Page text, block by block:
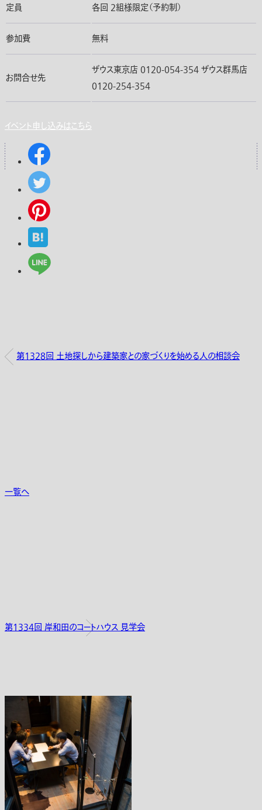
定員 各回 2組様限定（予約制）
参加費 無料
お問合せ先
ザウス東京店 0120-054-354 ザウス群馬店
0120-254-354
イベント申し込みはこちら
第1328回 土地探しから建築家との家づくりを始める人の相談会
一覧へ
第1334回 岸和田のコートハウス 見学会